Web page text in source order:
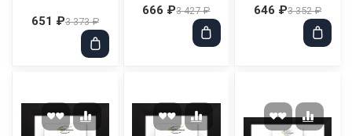
651 ₽3 373 ₽
666 ₽3 427 ₽ 646 ₽3 352 ₽